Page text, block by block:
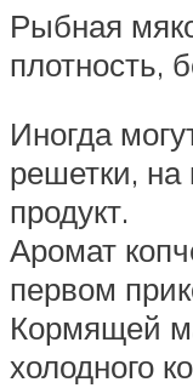
Рыбная
плотность,
Иногда
решетки, на
продукт.
Аромат
первом
Кормящей
холодного